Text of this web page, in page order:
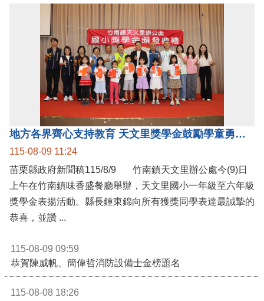
地方各界齊心支持教育 天文里獎學金鼓勵學童勇敢追夢
115-08-09 11:24
苗栗縣政府新聞稿115/8/9 竹南鎮天文里辦公處今(9)日
上午在竹南鎮味香盛餐廳舉辦，天文里國小一年級至六年級
獎學金表揚活動。縣長鍾東錦向所有獲獎同學表達最誠摯的
恭喜，並讚 ...
115-08-09 09:59
恭賀陳威帆、簡偉哲消防設備士金榜題名
115-08-08 18:26